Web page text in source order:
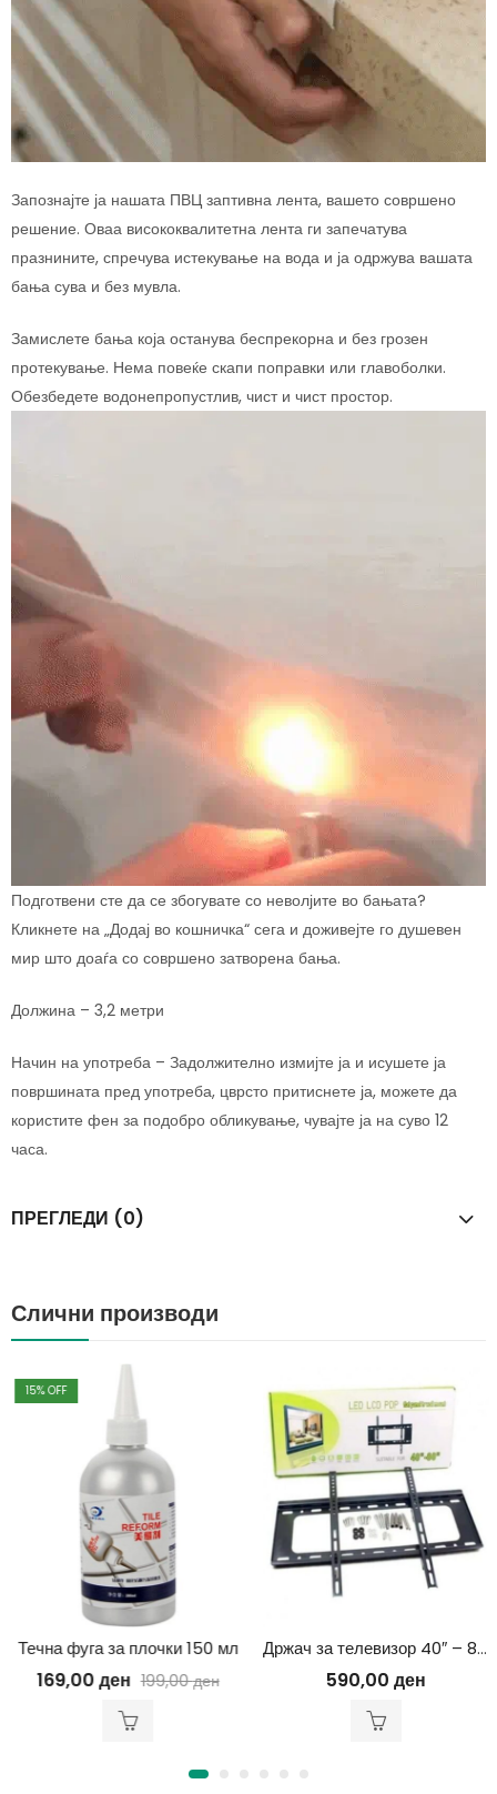
Запознајте ја нашата ПВЦ заптивна лента, вашето совршено
решение. Оваа висококвалитетна лента ги запечатува
празнините, спречува истекување на вода и ја одржува вашата
бања сува и без мувла.
Замислете бања која останува беспрекорна и без грозен
протекување. Нема повеќе скапи поправки или главоболки.
Обезбедете водонепропустлив, чист и чист простор.
Подготвени сте да се збогувате со неволјите во бањата?
Кликнете на „Додај во кошничка“ сега и доживејте го душевен
мир што доаѓа со совршено затворена бања.
Должина – 3,2 метри
Начин на употреба – Задолжително измијте ја и исушете ја
површината пред употреба, цврсто притиснете ја, можете да
користите фен за подобро обликување, чувајте ја на суво 12
часа.
ПРЕГЛЕДИ (0)
Слични производи
15% OFF
Течна фуга за плочки 150 мл
169,00ден 199,00ден
Држач за телевизор 40″ – 80″
590,00 ден